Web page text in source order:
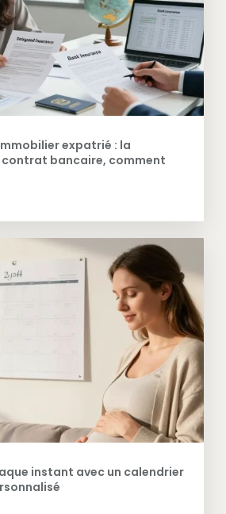
expatrié : la
bancaire, comment
instant avec un calendrier